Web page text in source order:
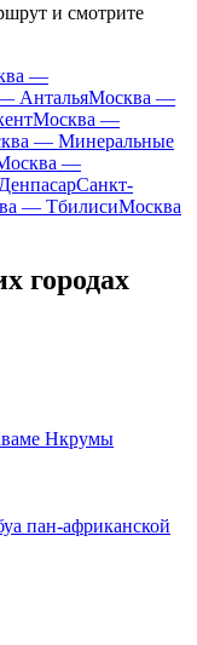
и смотрите
—
АнтальяМосква —
Москва —
— Минеральные
—
Санкт-
— ТбилисиМосква
городах
Нкрумы
пан-африканской